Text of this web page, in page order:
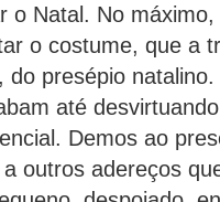
o Natal. No
o costume, que a
do presépio
até
Demos ao
outros adereços